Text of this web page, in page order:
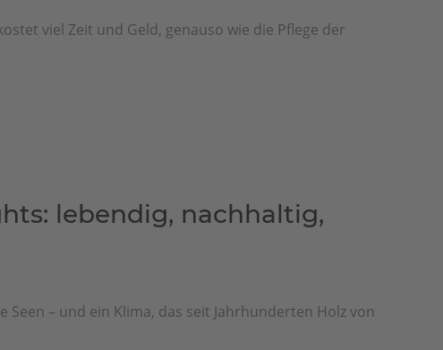
viel Zeit und Geld, genauso wie die Pflege der
lebendig, nachhaltig,
– und ein Klima, das seit Jahrhunderten Holz von